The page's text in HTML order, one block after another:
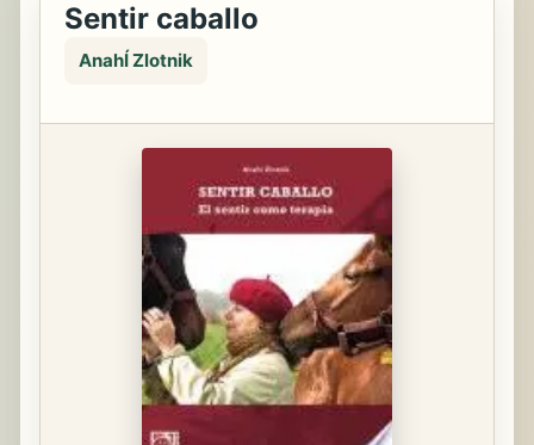
Sentir caballo
AnahÍ Zlotnik